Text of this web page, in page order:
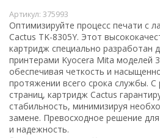
Артикул: 375993
Оптимизируйте процесс печати с
Cactus TK-8305Y. Этот
картридж специально разработан
принтерами Kyocera Mita моделей
обеспечивая четкость и
протяжении всего срока службы. С
страниц, картридж Cactus
стабильность, минимизируя
замене. Превосходное решение
и надежность.